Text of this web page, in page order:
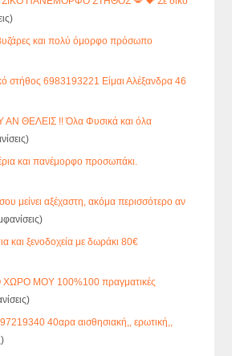
και πολύ όμορφο πρόσωπο
στήθος 6983193221 Είμαι Αλέξανδρα 46
ΘΕΛΕΙΣ !! Όλα Φυσικά και όλα
και πανέμορφο προσωπάκι.
μείνει αξέχαστη, ακόμα περισσότερο αν
και ξενοδοχεία με δωράκι 80€
ΜΟΥ 100%100 πραγματικές
40αρα αισθησιακή,, ερωτική,,